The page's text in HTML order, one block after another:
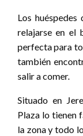
Los
relajarse en el
perfecta para
también
salir a comer.
Situado en
Plaza lo tienen
la zona y todo